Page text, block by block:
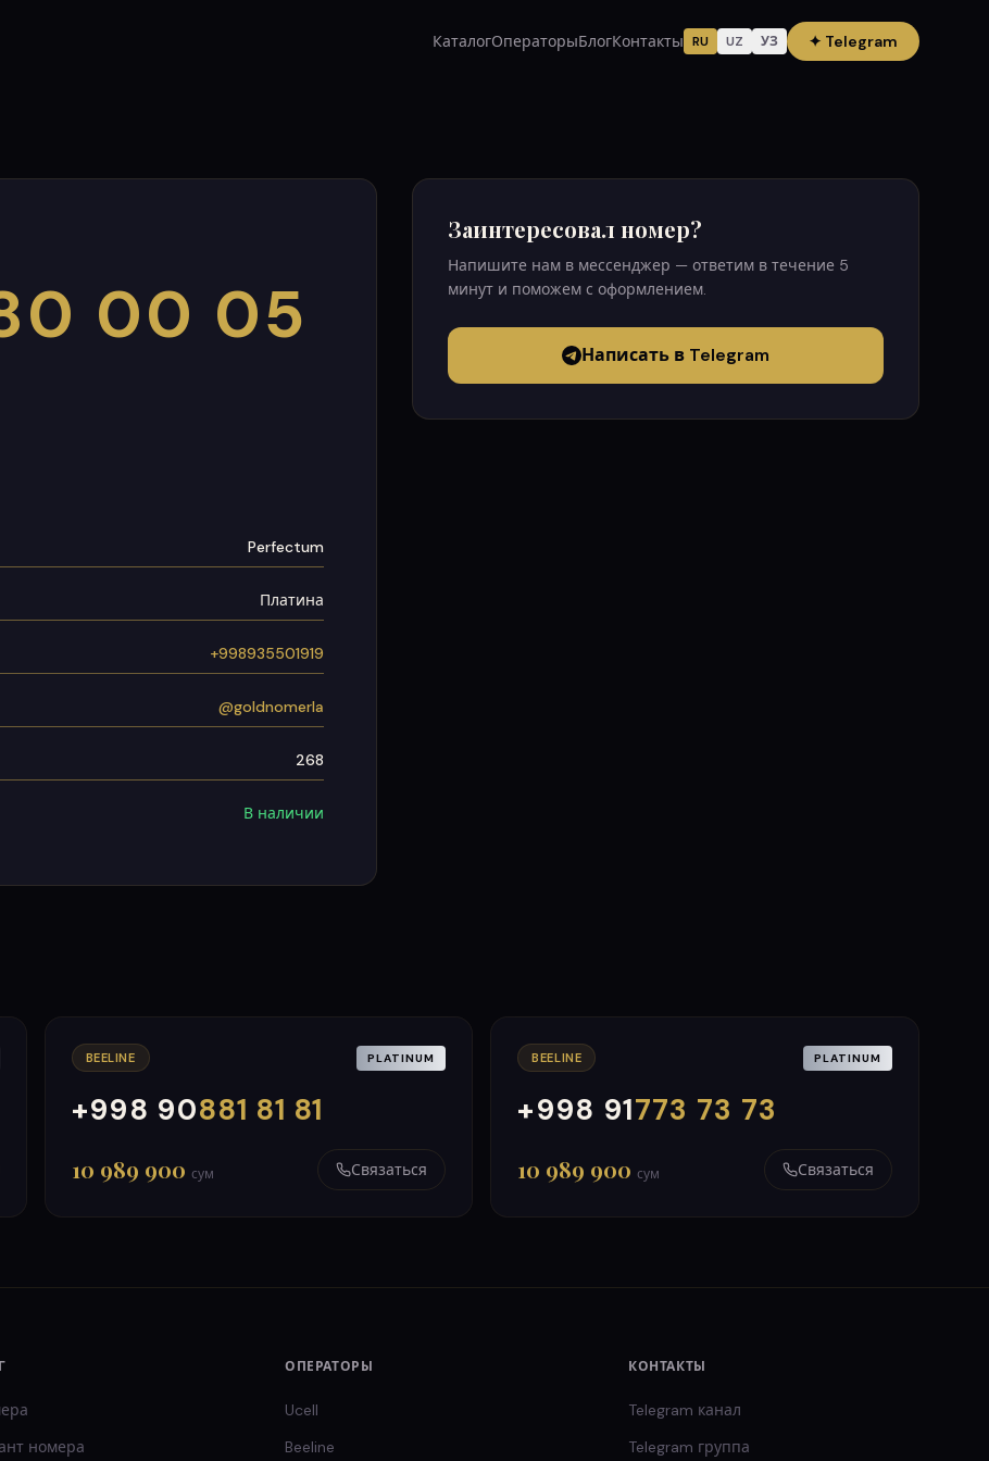
КаталогОператорыБлогКонтакты RU UZ УЗ ✦ Telegram
00 05
Perfectum
Платина
+998935501919
@goldnomerla
268
В наличии
Заинтересовал номер?
Напишите нам в мессенджер — ответим в течение 5
минут и поможем с оформлением.
Написать в Telegram
BEELINE PLATINUM
+998 90881 81 81
000
999
10 989 900 сум Связаться
BEELINE PLATINUM
+998 91773 73 73
000
999
10 989 900 сум Связаться
номера
ОПЕРАТОРЫ
Ucell
Beeline
КОНТАКТЫ
Telegram канал
Telegram группа